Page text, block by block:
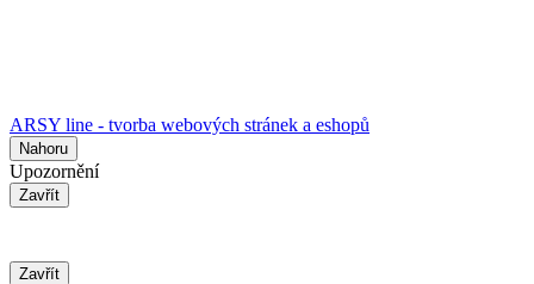
ARSY line - tvorba webových stránek a eshopů
Nahoru
Upozornění
Zavřít
Zavřít